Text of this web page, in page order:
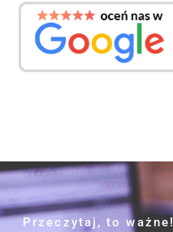
Przeczytaj, to ważne!